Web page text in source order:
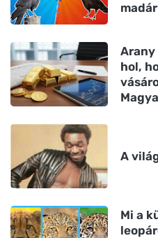
hol,
A
Mi a